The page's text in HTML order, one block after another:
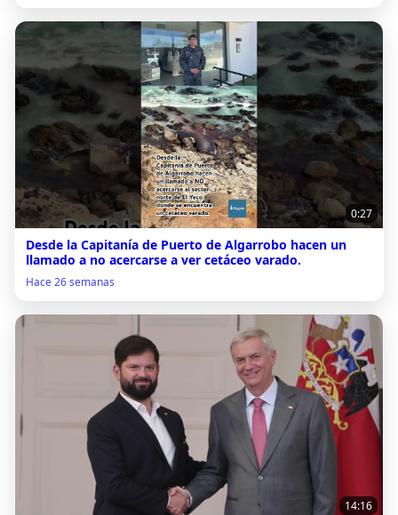
0:27
Desde la Capitanía de Puerto de Algarrobo hacen un
llamado a no acercarse a ver cetáceo varado.
Hace 26 semanas
14:16